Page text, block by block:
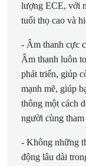
lượng ECE, với
tuổi thọ cao và
- Âm thanh cực
Âm thanh luôn
phát triển, giúp
mạnh mẽ, giúp
thông một cách
người cùng
- Không những
động lâu dài